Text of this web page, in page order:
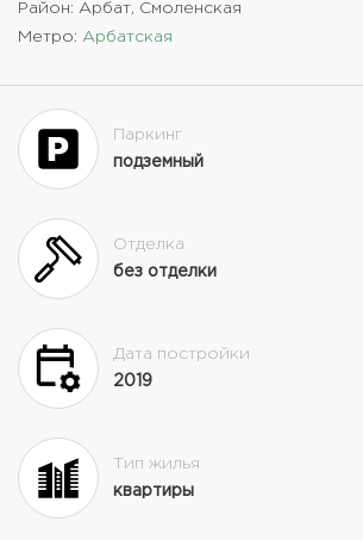
Район: Арбат, Смоленская
Метро: Арбатская
Паркинг
подземный
Отделка
без отделки
Дата постройки
2019
Тип жилья
квартиры